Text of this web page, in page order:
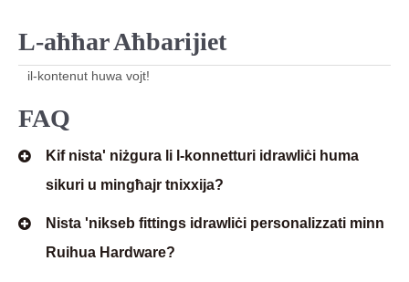
L-aħħar Aħbarijiet
il-kontenut huwa vojt!
FAQ
Kif nista' niżgura li l-konnetturi idrawliċi huma
sikuri u mingħajr tnixxija?
Nista 'nikseb fittings idrawliċi personalizzati minn
Ruihua Hardware?